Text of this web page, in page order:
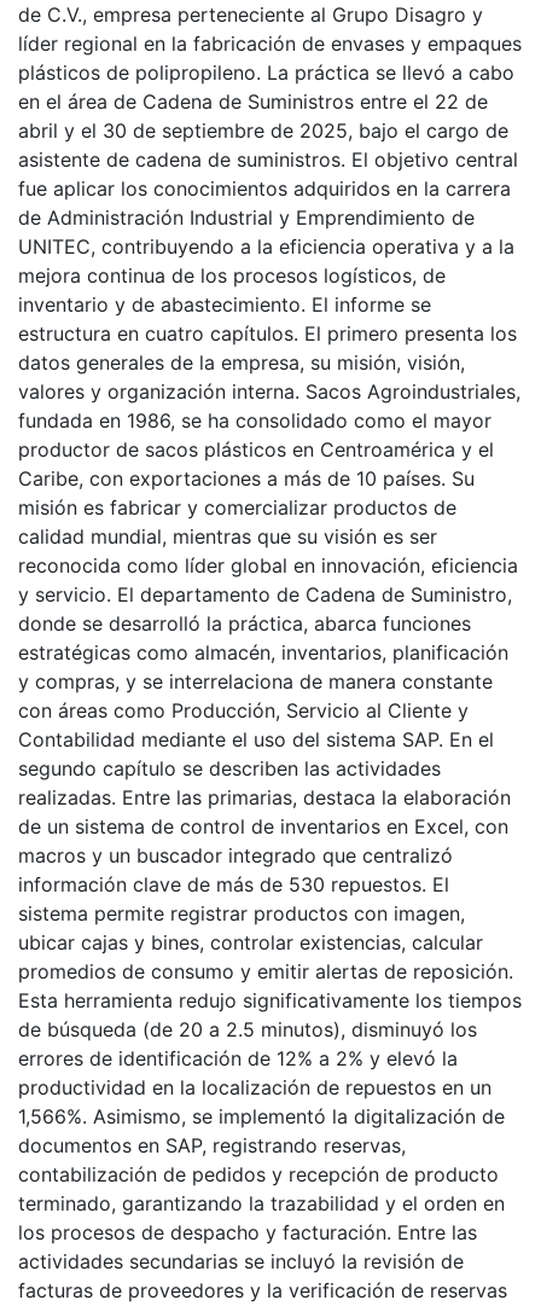
de C.V., empresa perteneciente al Grupo Disagro y
líder regional en la fabricación de envases y empaques
plásticos de polipropileno. La práctica se llevó a cabo
en el área de Cadena de Suministros entre el 22 de
abril y el 30 de septiembre de 2025, bajo el cargo de
asistente de cadena de suministros. El objetivo central
fue aplicar los conocimientos adquiridos en la carrera
de Administración Industrial y Emprendimiento de
UNITEC, contribuyendo a la eficiencia operativa y a la
mejora continua de los procesos logísticos, de
inventario y de abastecimiento. El informe se
estructura en cuatro capítulos. El primero presenta los
datos generales de la empresa, su misión, visión,
valores y organización interna. Sacos Agroindustriales,
fundada en 1986, se ha consolidado como el mayor
productor de sacos plásticos en Centroamérica y el
Caribe, con exportaciones a más de 10 países. Su
misión es fabricar y comercializar productos de
calidad mundial, mientras que su visión es ser
reconocida como líder global en innovación, eficiencia
y servicio. El departamento de Cadena de Suministro,
donde se desarrolló la práctica, abarca funciones
estratégicas como almacén, inventarios, planificación
y compras, y se interrelaciona de manera constante
con áreas como Producción, Servicio al Cliente y
Contabilidad mediante el uso del sistema SAP. En el
segundo capítulo se describen las actividades
realizadas. Entre las primarias, destaca la elaboración
de un sistema de control de inventarios en Excel, con
macros y un buscador integrado que centralizó
información clave de más de 530 repuestos. El
sistema permite registrar productos con imagen,
ubicar cajas y bines, controlar existencias, calcular
promedios de consumo y emitir alertas de reposición.
Esta herramienta redujo significativamente los tiempos
de búsqueda (de 20 a 2.5 minutos), disminuyó los
errores de identificación de 12% a 2% y elevó la
productividad en la localización de repuestos en un
1,566%. Asimismo, se implementó la digitalización de
documentos en SAP, registrando reservas,
contabilización de pedidos y recepción de producto
terminado, garantizando la trazabilidad y el orden en
los procesos de despacho y facturación. Entre las
actividades secundarias se incluyó la revisión de
facturas de proveedores y la verificación de reservas